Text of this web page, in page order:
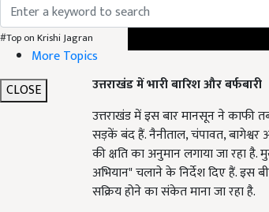
#Top on Krishi Jagran
More Topics
CLOSE
उत्तराखंड में भारी बारिश और बर्फबारी
उत्तराखंड में इस बार मानसून ने काफी
सड़कें बंद हैं. नैनीताल, चंपावत, बागेश्वर
की क्षति का अनुमान लगाया जा रहा है.
अभियान" चलाने के निर्देश दिए हैं. इस
सक्रिय होने का संकेत माना जा रहा है.